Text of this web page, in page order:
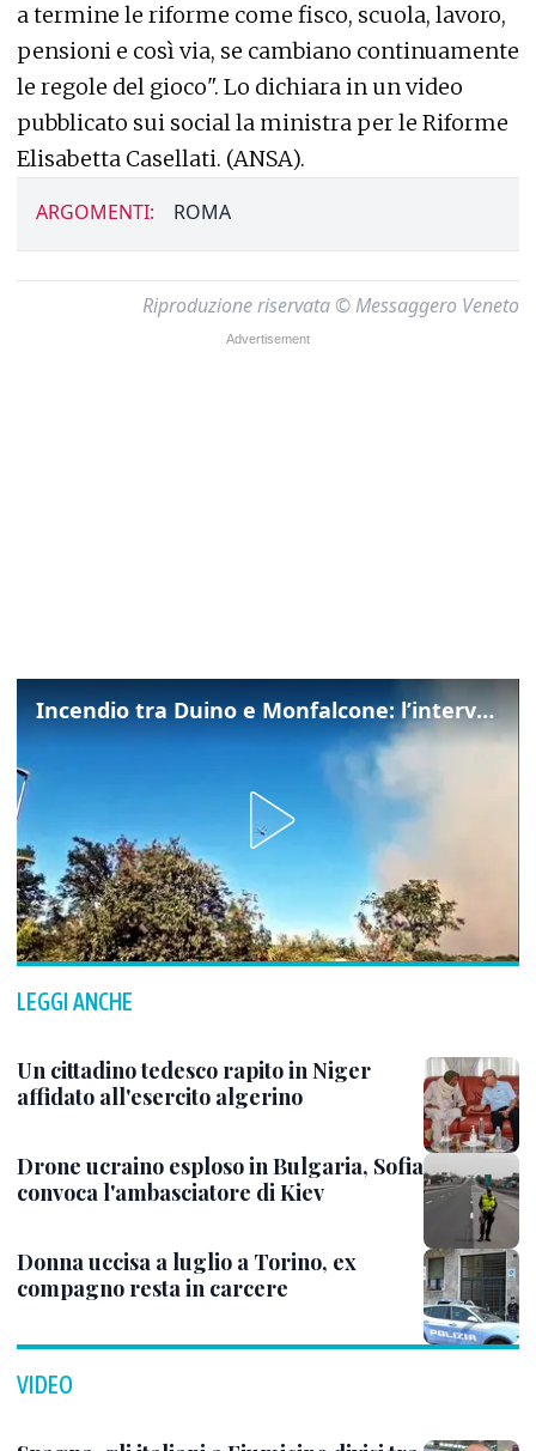
a termine le riforme come fisco, scuola, lavoro,
pensioni e così via, se cambiano continuamente
le regole del gioco". Lo dichiara in un video
pubblicato sui social la ministra per le Riforme
Elisabetta Casellati. (ANSA).
ARGOMENTI: ROMA
Riproduzione riservata © Messaggero Veneto
Incendio tra Duino e Monfalcone: l’intervento dei vigili del fuoco
LEGGI ANCHE
Un cittadino tedesco rapito in Niger
affidato all'esercito algerino
Drone ucraino esploso in Bulgaria, Sofia
convoca l'ambasciatore di Kiev
Donna uccisa a luglio a Torino, ex
compagno resta in carcere
VIDEO